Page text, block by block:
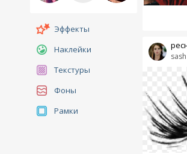
Эффекты
Наклейки
Текстуры
Фоны
Рамки